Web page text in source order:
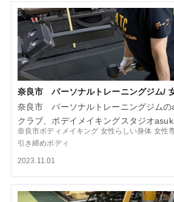
奈良市 パーソナルトレーニングジム/
奈良市 パーソナルトレーニングジムの
クラブ、ボデイメイキングスタジオ
奈良市ボディメイキング 女性らしい身体 女性
引き締めボディ
2023.11.01